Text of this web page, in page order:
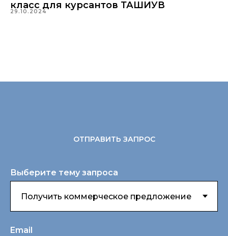
класс для курсантов ТАШИУВ
29.10.2024
ОТПРАВИТЬ ЗАПРОС
Выберите тему запроса
Email